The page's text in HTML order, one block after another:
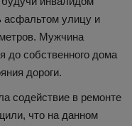
асфальтом улицу и
Мужчина
до собственного дома
дороги.
содействие в ремонте
что на данном